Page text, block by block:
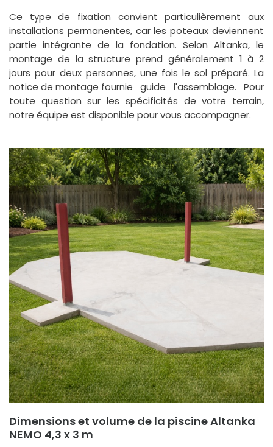
Ce type de fixation convient particulièrement aux
installations permanentes, car les poteaux deviennent
partie intégrante de la fondation. Selon Altanka, le
montage de la structure prend généralement 1 à 2
jours pour deux personnes, une fois le sol préparé. La
notice de montage fournie guide l'assemblage. Pour
toute question sur les spécificités de votre terrain,
notre équipe est disponible pour vous accompagner.
Dimensions et volume de la piscine Altanka
NEMO 4,3 x 3 m